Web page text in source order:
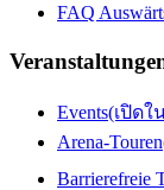
FAQ
Events(เปิดใ
Arena-Touren
Barrierefreie